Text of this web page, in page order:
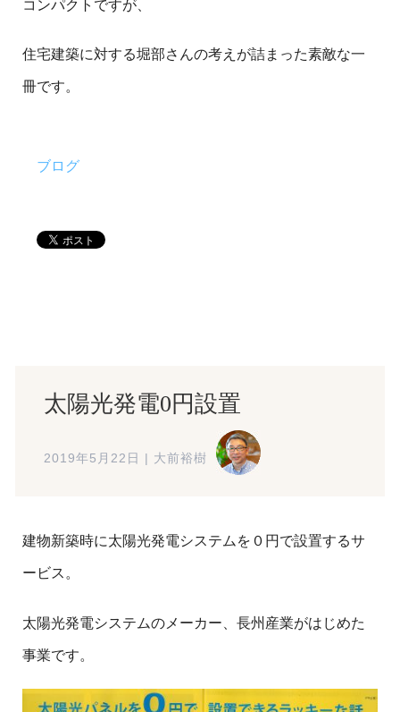
コンパクトですが、
住宅建築に対する堀部さんの考えが詰まった素敵な一
冊です。
ブログ
太陽光発電0円設置
2019年5月22日 大前裕樹
建物新築時に太陽光発電システムを０円で設置するサ
ービス。
太陽光発電システムのメーカー、長州産業がはじめた
事業です。